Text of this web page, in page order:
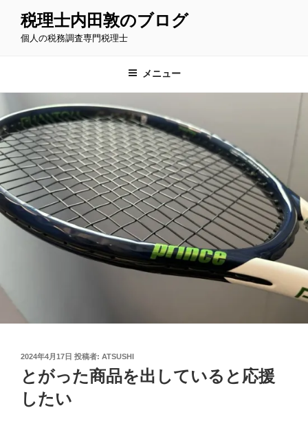
キ
ッ
プ
税理士内田敦のブログ
個人の税務調査専門税理士
メニュー
投
稿
日:
2024年4月17日 投稿者: ATSUSHI
とがった商品を出していると応援
したい